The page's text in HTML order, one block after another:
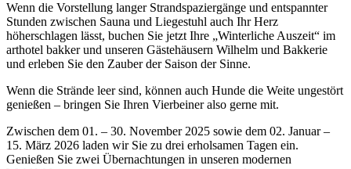
Wenn die Vorstellung langer Strandspaziergänge und entspannter
Stunden zwischen Sauna und Liegestuhl auch Ihr Herz
höherschlagen lässt, buchen Sie jetzt Ihre „Winterliche Auszeit“ im
arthotel bakker und unseren Gästehäusern Wilhelm und Bakkerie
und erleben Sie den Zauber der Saison der Sinne.
Wenn die Strände leer sind, können auch Hunde die Weite ungestört
genießen – bringen Sie Ihren Vierbeiner also gerne mit.
Zwischen dem 01. – 30. November 2025 sowie dem 02. Januar –
15. März 2026 laden wir Sie zu drei erholsamen Tagen ein.
Genießen Sie zwei Übernachtungen in unseren modernen